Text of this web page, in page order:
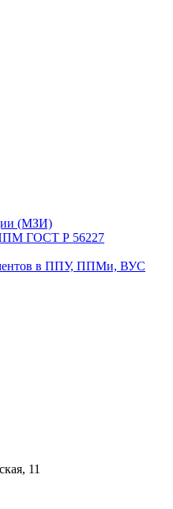
(МЗИ)
ГОСТ Р 56227
в ППУ, ППМи, ВУС
11